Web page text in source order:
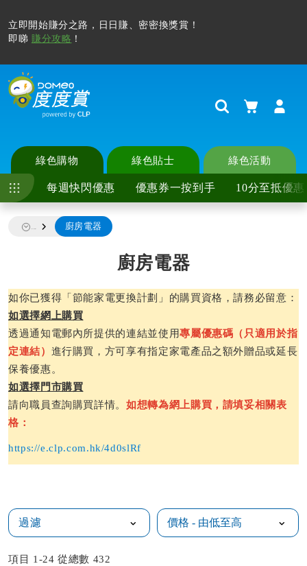
立即開始賺分之路，日日賺、密密換獎賞！
即睇 賺分攻略 ！
Search購物車
綠色購物
每週快閃優惠 優惠券一按到手 10分至抵優惠
綠色貼士 綠色活動
... 廚房電器
廚房電器
如你已獲得「節能家電更換計劃」的購買資格，請務必留意：
如選擇網上購買
透過通知電郵內所提供的連結並使用專屬優惠碼（只適用於指
定連結） 進行購買，方可享有指定家電產品之額外贈品或延長
保養優惠。
如選擇門市購買
請向職員查詢購買詳情。如想轉為網上購買，請填妥相關表
格：
https://e.clp.com.hk/4d0slRf
過濾
項目 1-24 從總數 432